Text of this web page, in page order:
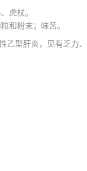
虎杖。
和粉末；味苦。
乙型肝炎，见有乏力、